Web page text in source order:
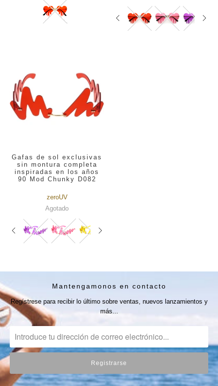
Gafas de sol exclusivas
sin montura completa
inspiradas en los años
90 Mod Chunky D082
zeroUV
Agotado
Mantengamonos en contacto
Regístrese para recibir lo último sobre ventas, nuevos lanzamientos y
más...